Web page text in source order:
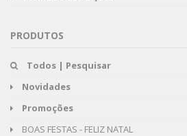
PRODUTOS
Todos | Pesquisar
Novidades
Promoções
BOAS FESTAS - FELIZ NATAL